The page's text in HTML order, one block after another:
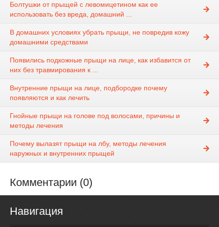
Болтушки от прыщей с левомицетином как ее
использовать без вреда, домашний ...
В домашних условиях убрать прыщи, не повредив кожу
домашними средствами
Появились подкожные прыщи на лице, как избавится от
них без травмирования к ...
Внутренние прыщи на лице, подбородке почему
появляются и как лечить
Гнойные прыщи на голове под волосами, причины и
методы лечения
Почему вылазят прыщи на лбу, методы лечения
наружных и внутренних прыщей
Комментарии (0)
Навигация